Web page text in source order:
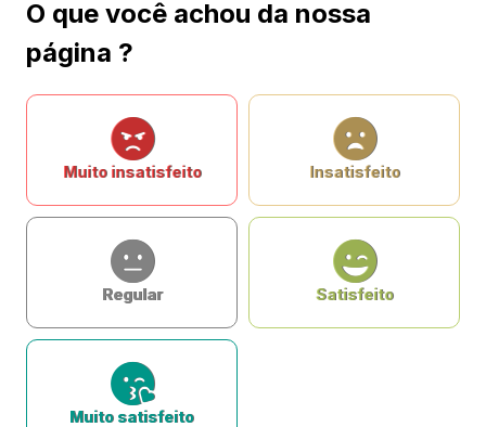
O que você achou da nossa
página ?
Muito insatisfeito Insatisfeito
Regular Satisfeito
Muito satisfeito